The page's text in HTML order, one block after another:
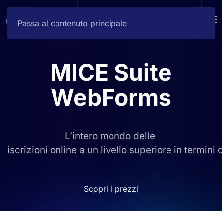
Passa al contenuto principale
MICE Suite
WebForms
L’intero mondo delle
iscrizioni online a un livello superiore in
Scopri i prezzi